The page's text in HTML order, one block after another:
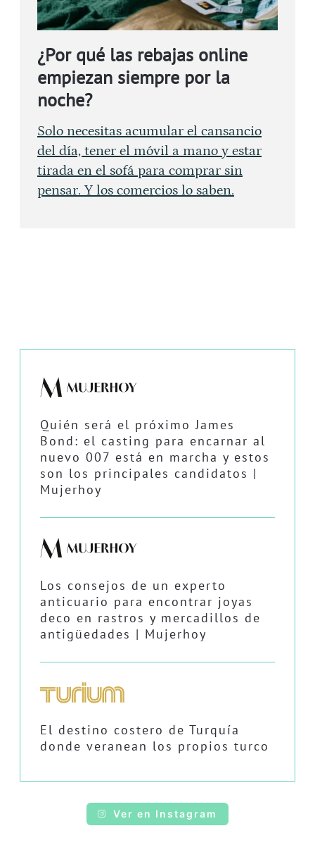
¿Por qué las rebajas online
empiezan siempre por la
noche?
Solo necesitas acumular el cansancio
del día, tener el móvil a mano y estar
tirada en el sofá para comprar sin
pensar. Y los comercios lo saben.
Quién será el próximo James
Bond: el casting para encarnar al
nuevo 007 está en marcha y estos
son los principales candidatos |
Mujerhoy
Los consejos de un experto
anticuario para encontrar joyas
deco en rastros y mercadillos de
antigüedades | Mujerhoy
El destino costero de Turquía
donde veranean los propios turco
Ver en Instagram